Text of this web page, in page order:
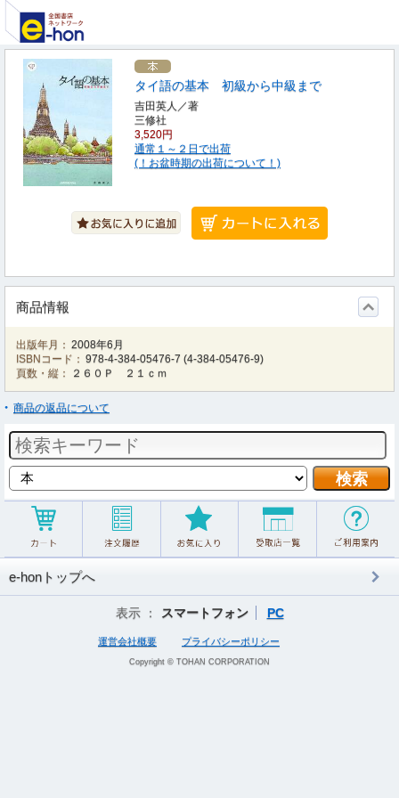
タイ語の基本 初級から中級まで
吉田英人／著
三修社
3,520円
通常１～２日で出荷
(！お盆時期の出荷について！)
商品情報
出版年月： 2008年6月
ISBNコード： 978-4-384-05476-7 (4-384-05476-9)
頁数・縦：
２６０Ｐ ２１ｃｍ
商品の返品について
e-honトップへ
表示 ： スマートフォン PC
運営会社概要 プライバシーポリシー
Copyright © TOHAN CORPORATION